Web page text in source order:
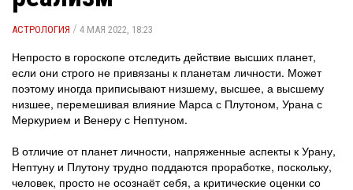
АСТРОЛОГИЯ / 4 МАЯ 2022, 18:23
Непросто в гороскопе отследить действие высших планет,
если они строго не привязаны к планетам личности. Может
поэтому иногда приписывают низшему, высшее, а высшему
низшее, перемешивая влияние Марса с Плутоном, Урана с
Меркурием и Венеру с Нептуном.
В отличие от планет личности, напряженные аспекты к Урану,
Нептуну и Плутону трудно поддаются проработке, поскольку,
человек, просто не осознаёт себя, а критические оценки со